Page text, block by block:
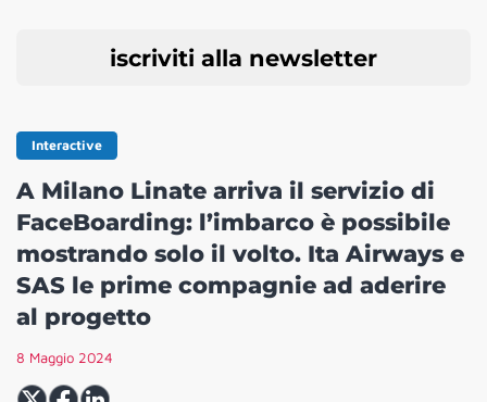
iscriviti alla newsletter
Interactive
A Milano Linate arriva il servizio di
FaceBoarding: l’imbarco è possibile
mostrando solo il volto. Ita Airways e
SAS le prime compagnie ad aderire
al progetto
8 Maggio 2024